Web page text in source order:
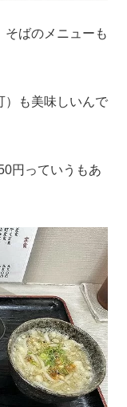
そばのメニューも
）も美味しいんで
円っていうもあ